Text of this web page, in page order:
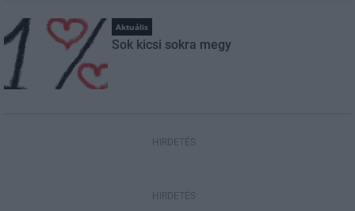
Aktuális
Sok kicsi sokra megy
HIRDETÉS
HIRDETÉS